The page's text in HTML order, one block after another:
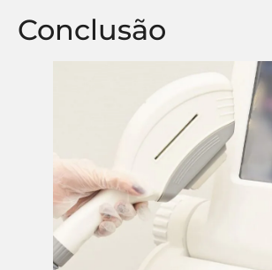
Conclusão